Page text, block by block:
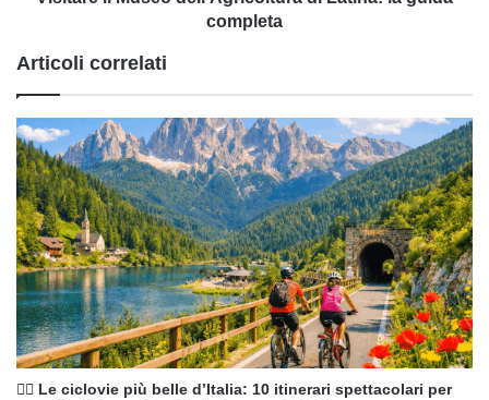
completa
Articoli correlati
🚴‍♀️ Le ciclovie più belle d’Italia: 10 itinerari spettacolari per